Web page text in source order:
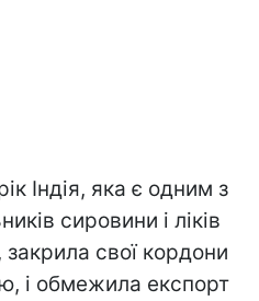
Індія, яка є одним з
сировини і ліків
свої кордони
і обмежила експорт